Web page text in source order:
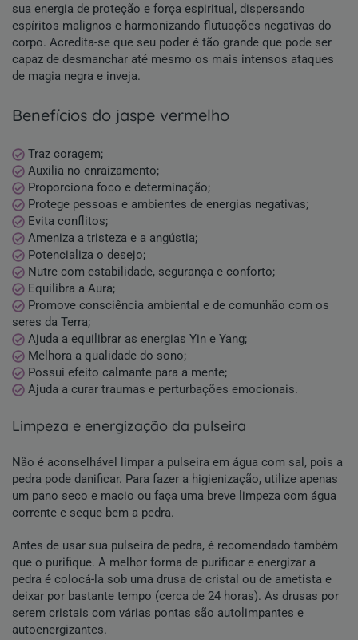
sua energia de proteção e força espiritual, dispersando
espíritos malignos e harmonizando flutuações negativas do
corpo. Acredita-se que seu poder é tão grande que pode ser
capaz de desmanchar até mesmo os mais intensos ataques
de magia negra e inveja.
benefícios do jaspe vermelho
Traz coragem;
Auxilia no enraizamento;
Proporciona foco e determinação;
Protege pessoas e ambientes de energias negativas;
Evita conflitos;
Ameniza a tristeza e a angústia;
Potencializa o desejo;
Nutre com estabilidade, segurança e conforto;
Equilibra a Aura;
Promove consciência ambiental e de comunhão com os
seres da Terra;
Ajuda a equilibrar as energias Yin e Yang;
Melhora a qualidade do sono;
Possui efeito calmante para a mente;
Ajuda a curar traumas e perturbações emocionais.
limpeza e energização da pulseira
Não é aconselhável limpar a pulseira em água com sal, pois a
pedra pode danificar. Para fazer a higienização, utilize apenas
um pano seco e macio ou faça uma breve limpeza com água
corrente e seque bem a pedra.
Antes de usar sua pulseira de pedra, é recomendado também
que o purifique. A melhor forma de purificar e energizar a
pedra é colocá-la sob uma drusa de cristal ou de ametista e
deixar por bastante tempo (cerca de 24 horas). As drusas por
serem cristais com várias pontas são autolimpantes e
autoenergizantes.